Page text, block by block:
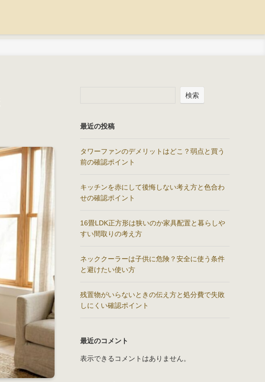
検索
最近の投稿
タワーファンのデメリットはどこ？弱点と買う
前の確認ポイント
キッチンを赤にして後悔しない考え方と色合わ
せの確認ポイント
16畳LDK正方形は狭いのか家具配置と暮らしや
すい間取りの考え方
ネッククーラーは子供に危険？安全に使う条件
と避けたい使い方
残置物がいらないときの伝え方と処分費で失敗
しにくい確認ポイント
最近のコメント
表示できるコメントはありません。